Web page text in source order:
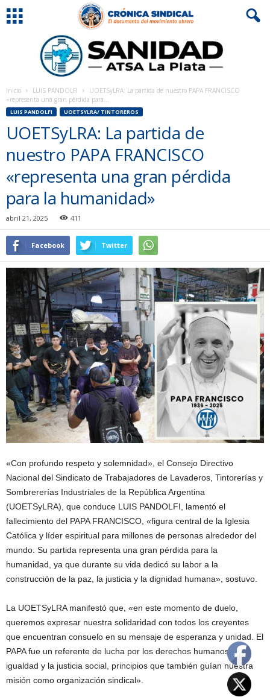
Inicio LUIS PANDOLFI
UOETSyLRA: La partida de nuestro PAPA FRANCISCO
«representa una gran pérdida para...
LUIS PANDOLFI UOETSYLRA/ TINTOREROS
UOETSyLRA: La partida de
nuestro PAPA FRANCISCO
«representa una gran pérdida
para la humanidad»
abril 21, 2025 411
Facebook Twitter
«Con profundo respeto y solemnidad», el Consejo Directivo
Nacional del Sindicato de Trabajadores de Lavaderos, Tintorerías y
Sombrererías Industriales de la República Argentina
(UOETSyLRA), que conduce LUIS PANDOLFI, lamentó el
fallecimiento del PAPA FRANCISCO, «figura central de la Iglesia
Católica y líder espiritual para millones de personas alrededor del
mundo. Su partida representa una gran pérdida para la
humanidad, ya que durante su vida dedicó su labor a la
construcción de la paz, la justicia y la dignidad humana», sostuvo.
La UOETSyLRA manifestó que, «en este momento de duelo,
queremos expresar nuestra solidaridad con todos los creyentes
que encuentran consuelo en su mensaje de esperanza y unidad. El
PAPA fue un referente de lucha por los derechos humanos, la
igualdad y la justicia social, principios que también guían nuestra
misión como organización sindical».